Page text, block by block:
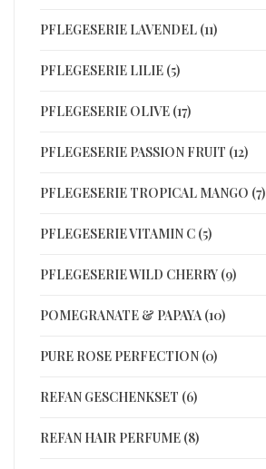
PFLEGESERIE LAVENDEL (11)
PFLEGESERIE LILIE (5)
PFLEGESERIE OLIVE (17)
PFLEGESERIE PASSION FRUIT (12)
PFLEGESERIE TROPICAL MANGO (7)
PFLEGESERIE VITAMIN C (5)
PFLEGESERIE WILD CHERRY (9)
POMEGRANATE & PAPAYA (10)
PURE ROSE PERFECTION (0)
REFAN GESCHENKSET (6)
REFAN HAIR PERFUME (8)